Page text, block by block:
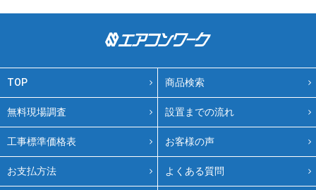
TOP 商品検索
無料現場調査 設置までの流れ
工事標準価格表 お客様の声
お支払方法 よくある質問